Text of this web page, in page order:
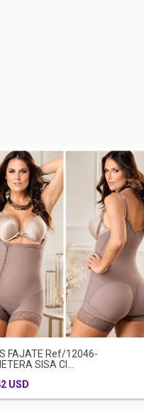
FAJATE Ref/12046-
SISA CI...
USD